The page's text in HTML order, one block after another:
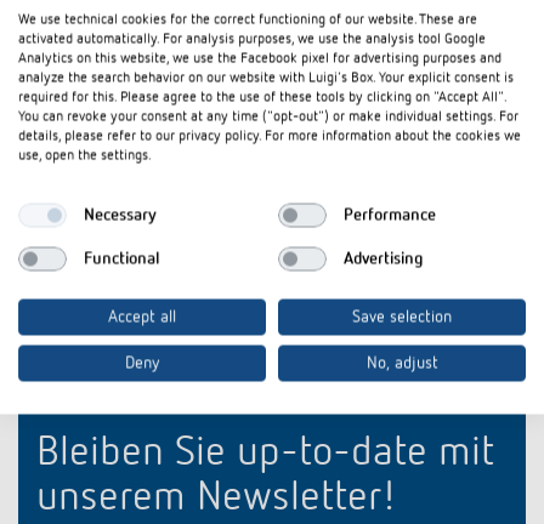
Bedienungsanleitung PDF OBELISK-top2_ (1,5 MB)
Software ZIP
OBELISK_top2_3-Software (92,0
MB)
Software ZIP OBELISK top3-Software (89,0 MB)
Bleiben Sie up-to-date mit
unserem Newsletter!
We use technical cookies for the correct functioning of our website. These are
activated automatically. For analysis purposes, we use the analysis tool Google
Analytics on this website, we use the Facebook pixel for advertising purposes and
analyze the search behavior on our website with Luigi's Box. Your explicit consent is
required for this. Please agree to the use of these tools by clicking on "Accept All".
You can revoke your consent at any time ("opt-out") or make individual settings. For
details, please refer to our privacy policy. For more information about the cookies we
use, open the settings.
Necessary Performance
Functional Advertising
Accept all Save selection
Deny No, adjust